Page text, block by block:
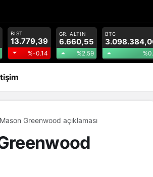
BIST
13.779,39
%-0.14
GR. ALTIN
6.660,55
%2.59
BTC
Greenwood açıklaması